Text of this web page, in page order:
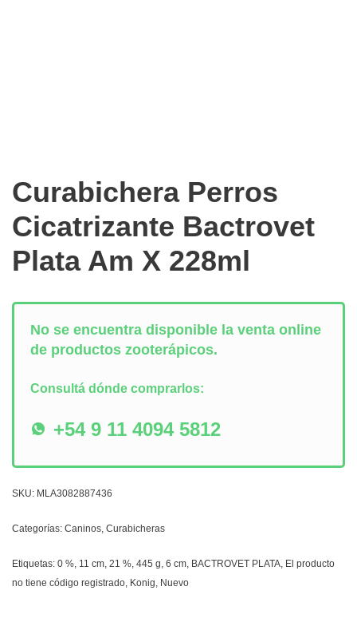
Curabichera Perros
Cicatrizante Bactrovet
Plata Am X 228ml
No se encuentra disponible la venta online
de productos zooterápicos.
Consultá dónde comprarlos:
+54 9 11 4094 5812
SKU: MLA3082887436
Categorías: Caninos Curabicheras
Etiquetas: 0 % 11 cm 21 % 445 g 6 cm BACTROVET PLATA El producto
no tiene código registrado Konig Nuevo